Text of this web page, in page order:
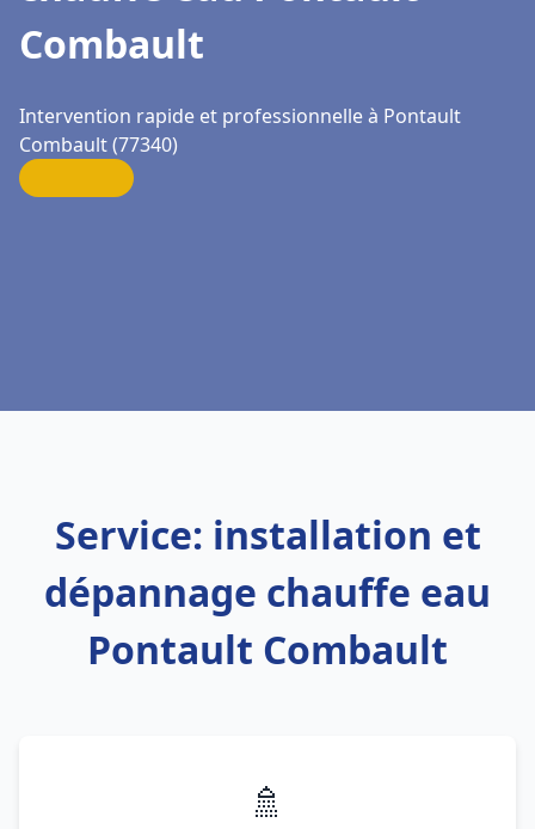
Combault
Intervention rapide et professionnelle à Pontault
Combault (77340)
Service: installation et
dépannage chauffe eau
Pontault Combault
🚿